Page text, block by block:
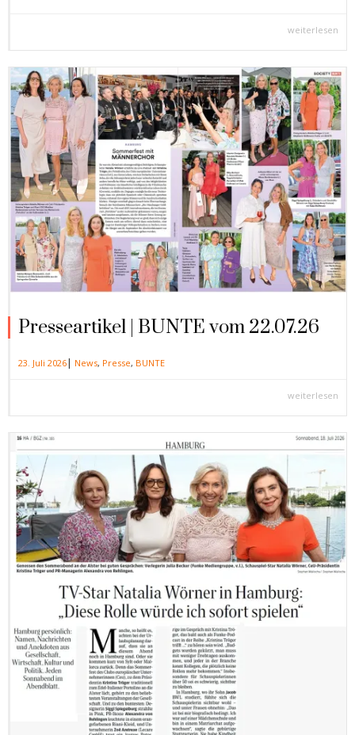
weiterlesen
Presseartikel | BUNTE vom 22.07.26
23. Juli 2026| News, Presse, BUNTE
weiterlesen